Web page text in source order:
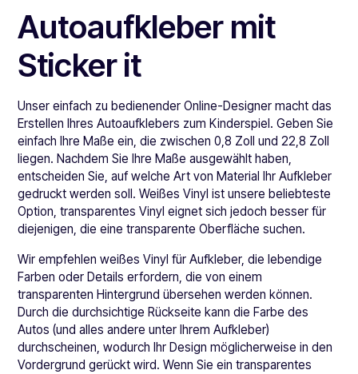
Autoaufkleber mit
Sticker it
Unser einfach zu bedienender Online-Designer macht das
Erstellen Ihres Autoaufklebers zum Kinderspiel. Geben Sie
einfach Ihre Maße ein, die zwischen 0,8 Zoll und 22,8 Zoll
liegen. Nachdem Sie Ihre Maße ausgewählt haben,
entscheiden Sie, auf welche Art von Material Ihr Aufkleber
gedruckt werden soll. Weißes Vinyl ist unsere beliebteste
Option, transparentes Vinyl eignet sich jedoch besser für
diejenigen, die eine transparente Oberfläche suchen.
Wir empfehlen weißes Vinyl für Aufkleber, die lebendige
Farben oder Details erfordern, die von einem
transparenten Hintergrund übersehen werden können.
Durch die durchsichtige Rückseite kann die Farbe des
Autos (und alles andere unter Ihrem Aufkleber)
durchscheinen, wodurch Ihr Design möglicherweise in den
Vordergrund gerückt wird. Wenn Sie ein transparentes